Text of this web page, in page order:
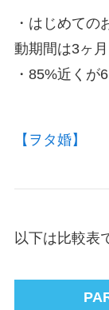
・はじめての
動期間は3ヶ月
・85%近くが
【ヲタ婚】
以下は比較表